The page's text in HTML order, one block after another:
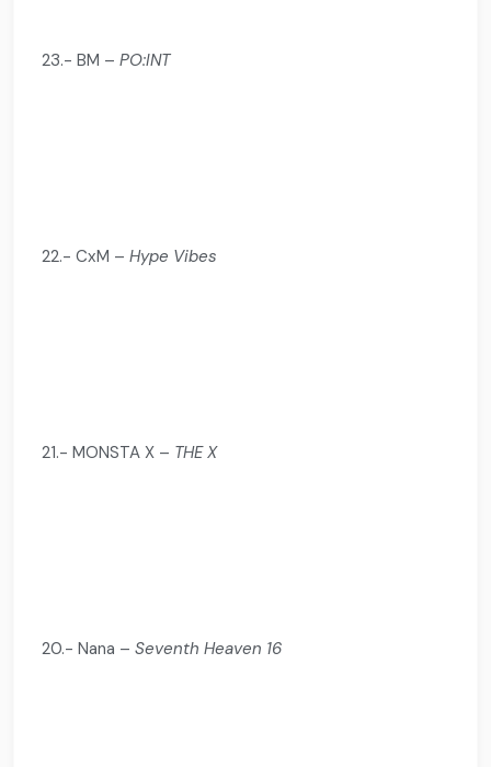
23.- BM –PO:INT
22.- CxM –Hype Vibes
21.- MONSTA X – THE X
20.- Nana –Seventh Heaven 16